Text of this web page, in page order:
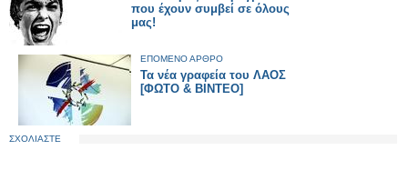
που έχουν συμβεί σε όλους
μας!
ΕΠΟΜΕΝΟ ΑΡΘΡΟ
Τα νέα γραφεία του ΛΑΟΣ
[ΦΩΤΟ & ΒΙΝΤΕΟ]
ΣΧΟΛΙΑΣΤΕ